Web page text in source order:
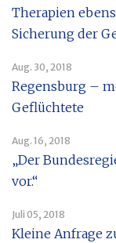
Therapien
Sicherung der
Aug. 30, 2018
Regensburg –
Geflüchtete
Aug. 16, 2018
„Der
vor.“
Juli 05, 2018
Kleine Anfrage